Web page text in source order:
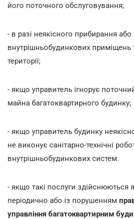
його поточного обслуговування;
- в разі неякісного прибирання
внутрішньобудинкових приміщень
території;
- якщо управитель ігнорує
майна багатоквартирного будинку;
- якщо управитель будинку
не виконує санітарно-технічні
внутрішньобудинкових систем.
- якщо такі послуги здійснюються
періодично або із порушенням
управління багатоквартирним